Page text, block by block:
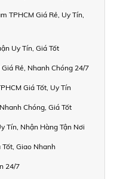
TPHCM Giá Rẻ, Uy Tín,
Uy Tín, Giá Tốt
Rẻ, Nhanh Chóng 24/7
Giá Tốt, Uy Tín
Chóng, Giá Tốt
Tín, Nhận Hàng Tận Nơi
Tốt, Giao Nhanh
24/7